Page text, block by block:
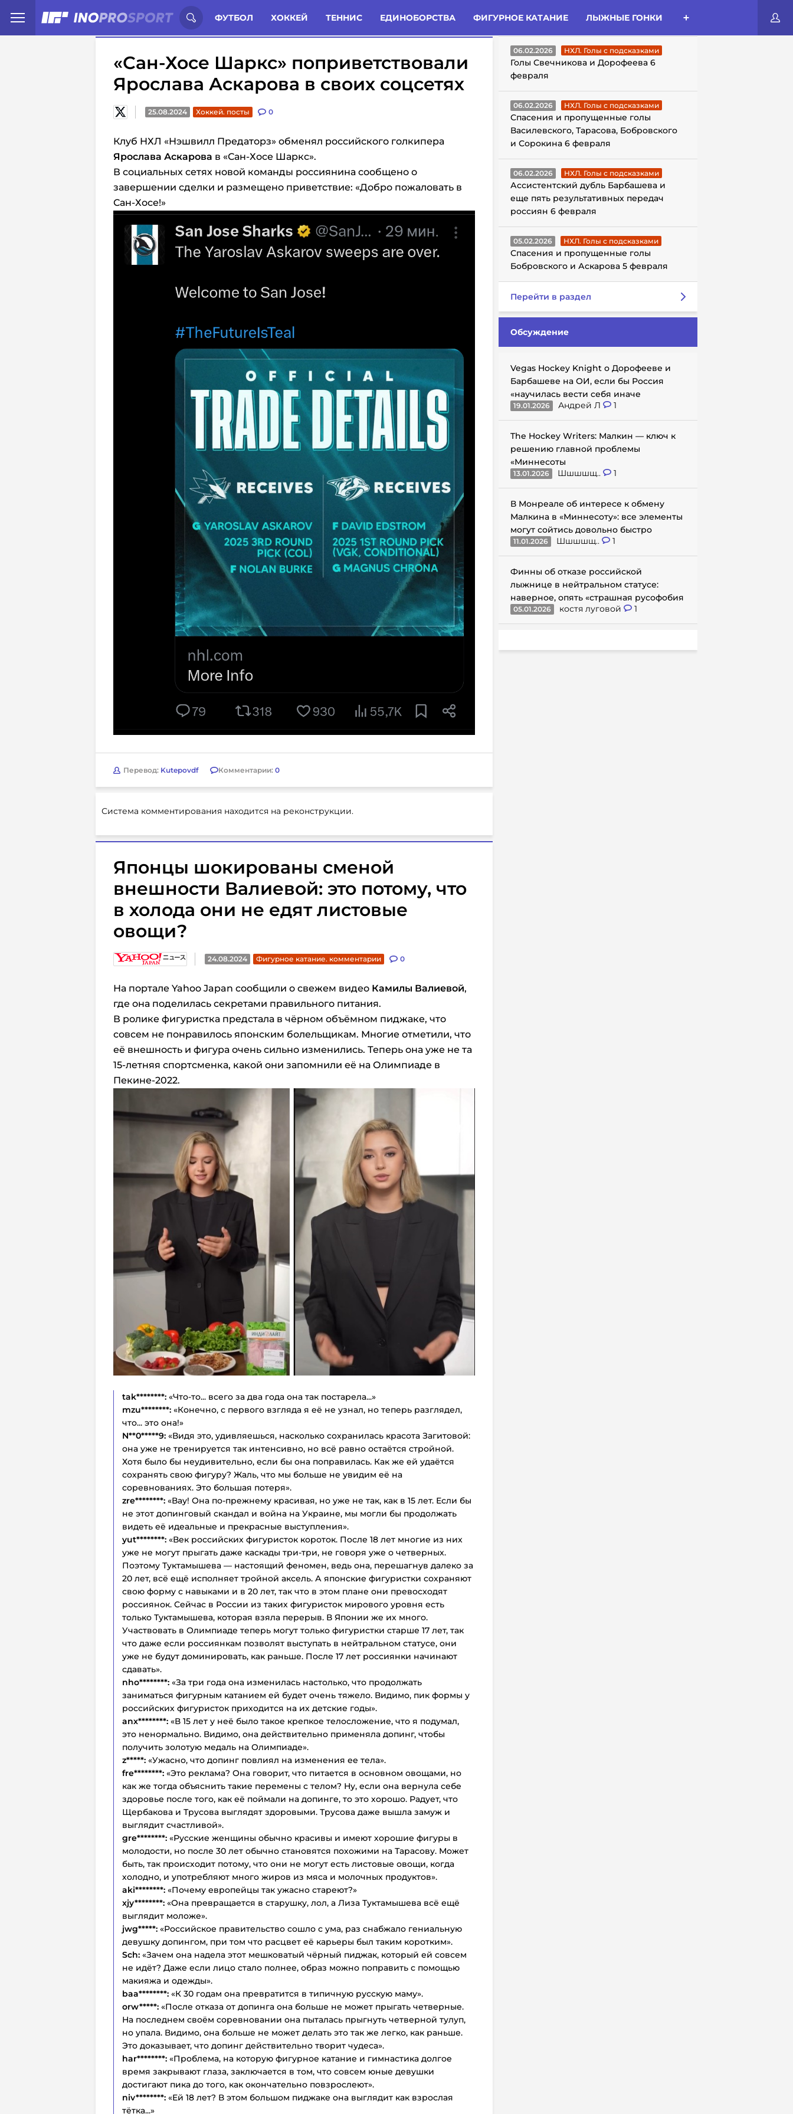
ФУТБОЛ ХОККЕЙ ТЕННИС ЕДИНОБОРСТВА ФИГУРНОЕ КАТАНИЕ ЛЫЖНЫЕ ГОНКИ
Иностранцы о спорте России: Статьи Комменты Новости
«Сан-Хосе Шаркс» поприветствовали
Ярослава Аскарова в своих соцсетях
25.08.2024 Хоккей. посты 0
Клуб НХЛ «Нэшвилл Предаторз» обменял российского голкипера
Ярослава Аскарова в «Сан‑Хосе Шаркс».
В социальных сетях новой команды россиянина сообщено о
завершении сделки и размещено приветствие: «Добро пожаловать в
Сан-Хосе!»
Перевод: Kutepovdf Комментарии: 0
Система комментирования находится на реконструкции.
Японцы шокированы сменой
внешности Валиевой: это потому, что
в холода они не едят листовые
овощи?
24.08.2024 Фигурное катание. комментарии 0
На портале Yahoo Japan сообщили о свежем видео Камилы Валиевой,
где она поделилась секретами правильного питания.
В ролике фигуристка предстала в чёрном объёмном пиджаке, что
совсем не понравилось японским болельщикам. Многие отметили, что
её внешность и фигура очень сильно изменились. Теперь она уже не та
15-летняя спортсменка, какой они запомнили её на Олимпиаде в
Пекине-2022.
tak********: «Что-то... всего за два года она так постарела...»
mzu********: «Конечно, с первого взгляда я её не узнал, но теперь разглядел,
что... это она!»
N**0*****9: «Видя это, удивляешься, насколько сохранилась красота Загитовой:
она уже не тренируется так интенсивно, но всё равно остаётся стройной.
Хотя было бы неудивительно, если бы она поправилась. Как же ей удаётся
сохранять свою фигуру? Жаль, что мы больше не увидим её на
соревнованиях. Это большая потеря».
zre********: «Вау! Она по-прежнему красивая, но уже не так, как в 15 лет. Если бы
не этот допинговый скандал и война на Украине, мы могли бы продолжать
видеть её идеальные и прекрасные выступления».
yut********: «Век российских фигуристок короток. После 18 лет многие из них
уже не могут прыгать даже каскады три-три, не говоря уже о четверных.
Поэтому Туктамышева — настоящий феномен, ведь она, перешагнув далеко за
20 лет, всё ещё исполняет тройной аксель. А японские фигуристки сохраняют
свою форму с навыками и в 20 лет, так что в этом плане они превосходят
россиянок. Сейчас в России из таких фигуристок мирового уровня есть
только Туктамышева, которая взяла перерыв. В Японии же их много.
Участвовать в Олимпиаде теперь могут только фигуристки старше 17 лет, так
что даже если россиянкам позволят выступать в нейтральном статусе, они
уже не будут доминировать, как раньше. После 17 лет россиянки начинают
сдавать».
nho********: «За три года она изменилась настолько, что продолжать
заниматься фигурным катанием ей будет очень тяжело. Видимо, пик формы у
российских фигуристок приходится на их детские годы».
anx********: «В 15 лет у неё было такое крепкое телосложение, что я подумал,
это ненормально. Видимо, она действительно применяла допинг, чтобы
получить золотую медаль на Олимпиаде».
z*****: «Ужасно, что допинг повлиял на изменения ее тела».
fre********: «Это реклама? Она говорит, что питается в основном овощами, но
как же тогда объяснить такие перемены с телом? Ну, если она вернула себе
здоровье после того, как её поймали на допинге, то это хорошо. Радует, что
Щербакова и Трусова выглядят здоровыми. Трусова даже вышла замуж и
выглядит счастливой».
gre********: «Русские женщины обычно красивы и имеют хорошие фигуры в
молодости, но после 30 лет обычно становятся похожими на Тарасову. Может
быть, так происходит потому, что они не могут есть листовые овощи, когда
холодно, и употребляют много жиров из мяса и молочных продуктов».
aki********: «Почему европейцы так ужасно стареют?»
xjy********: «Она превращается в старушку, лол, а Лиза Туктамышева всё ещё
выглядит моложе».
jwg*****: «Российское правительство сошло с ума, раз снабжало гениальную
девушку допингом, при том что расцвет её карьеры был таким коротким».
Sch: «Зачем она надела этот мешковатый чёрный пиджак, который ей совсем
не идёт? Даже если лицо стало полнее, образ можно поправить с помощью
макияжа и одежды».
baa********: «К 30 годам она превратится в типичную русскую маму».
orw*****: «После отказа от допинга она больше не может прыгать четверные.
На последнем своём соревновании она пыталась прыгнуть четверной тулуп,
но упала. Видимо, она больше не может делать это так же легко, как раньше.
Это доказывает, что допинг действительно творит чудеса».
har********: «Проблема, на которую фигурное катание и гимнастика долгое
время закрывают глаза, заключается в том, что совсем юные девушки
достигают пика до того, как окончательно повзрослеют».
niv********: «Ей 18 лет? В этом большом пиджаке она выглядит как взрослая
тётка...»
ГОЛЫ С ПОДСКАЗКАМИ
06.02.2026 НХЛ. Голы с подсказками
Голы Свечникова и Дорофеева 6
февраля
06.02.2026 НХЛ. Голы с подсказками
Спасения и пропущенные голы
Василевского, Тарасова, Бобровского
и Сорокина 6 февраля
06.02.2026 НХЛ. Голы с подсказками
Ассистентский дубль Барбашева и
еще пять результативных передач
россиян 6 февраля
05.02.2026 НХЛ. Голы с подсказками
Спасения и пропущенные голы
Бобровского и Аскарова 5 февраля
Перейти в раздел
Обсуждение
Vegas Hockey Knight о Дорофееве и
Барбашеве на ОИ, если бы Россия
«научилась вести себя иначе
19.01.2026 Андрей Л 1
The Hockey Writers: Малкин — ключ к
решению главной проблемы
«Миннесоты
13.01.2026 Шшшшщ.. 1
В Монреале об интересе к обмену
Малкина в «Миннесоту»: все элементы
могут сойтись довольно быстро
11.01.2026 Шшшшщ.. 1
Финны об отказе российской
лыжнице в нейтральном статусе:
наверное, опять «страшная русофобия
05.01.2026 костя луговой 1